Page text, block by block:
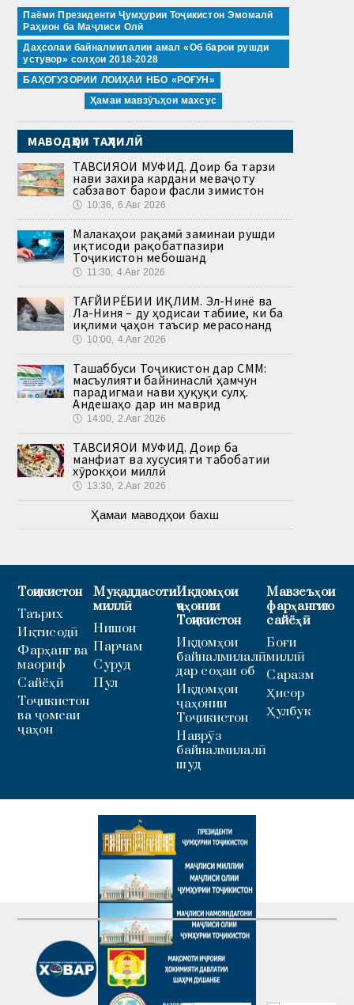
Паёми Президенти Ҷумҳурии Тоҷикистон Эмомалӣ
Раҳмон ба Маҷлиси Олӣ
Даҳсолаи байналмилалии амал «Об барои рушди
устувор» солҳои 2018-2028
БАҲОГУЗОРИИ ЛОИҲАИ НБО «РОҒУН»
Ҳамаи мавзӯъҳои махсус
МАВОДҲОИ ТАҲЛИЛӢ
ТАВСИЯҲОИ МУФИД. Доир ба тарзи
нави захира кардани меваҷоту
сабзавот барои фасли зимистон
🕔 10:36, 6.Авг 2026
Малакаҳои рақамӣ заминаи рушди
иқтисоди рақобатпазири
Тоҷикистон мебошанд
🕔 11:30, 4.Авг 2026
ТАҒЙИРЁБИИ ИҚЛИМ. Эл-Нинё ва
Ла-Ниня – ду ҳодисаи табиие, ки ба
иқлими ҷаҳон таъсир мерасонанд
🕔 10:00, 4.Авг 2026
Ташаббуси Тоҷикистон дар СММ:
масъулияти байнинаслӣ ҳамчун
парадигмаи нави ҳуқуқи сулҳ.
Андешаҳо дар ин маврид
🕔 14:00, 2.Авг 2026
ТАВСИЯҲОИ МУФИД. Доир ба
манфиат ва хусусияти табобатии
хӯрокҳои миллӣ
🕔 13:30, 2.Авг 2026
Ҳамаи маводҳои бахш
Тоҷикистон
Таърих
Иқтисодӣ
Фарҳанг ва
маориф
Сайёҳӣ
Тоҷикистон
ва ҷомеаи
ҷаҳон
Муқаддасоти
миллӣ
Нишон
Парчам
Суруд
Пул
Иқдомҳои
ҷаҳонии
Тоҷикистон
Иқдомҳои
байналмилалӣ
дар соҳаи об
Иқдомҳои
ҷаҳонии
Тоҷикистон
Наврӯз
байналмилалӣ
шуд
Мавзеъҳои
фарҳангию
сайёҳӣ
Боғи
миллӣ
Саразм
Ҳисор
Ҳулбук